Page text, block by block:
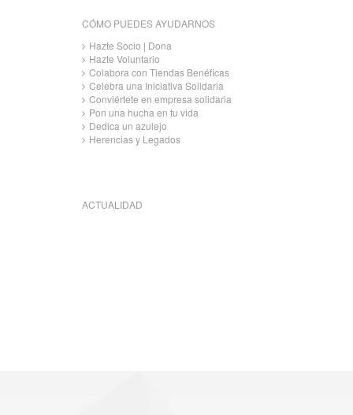
CÓMO PUEDES AYUDARNOS
Hazte Socio | Dona
Hazte Voluntario
Colabora con Tiendas Benéficas
Celebra una Iniciativa Solidaria
Conviértete en empresa solidaria
Pon una hucha en tu vida
Dedica un azulejo
Herencias y Legados
ACTUALIDAD